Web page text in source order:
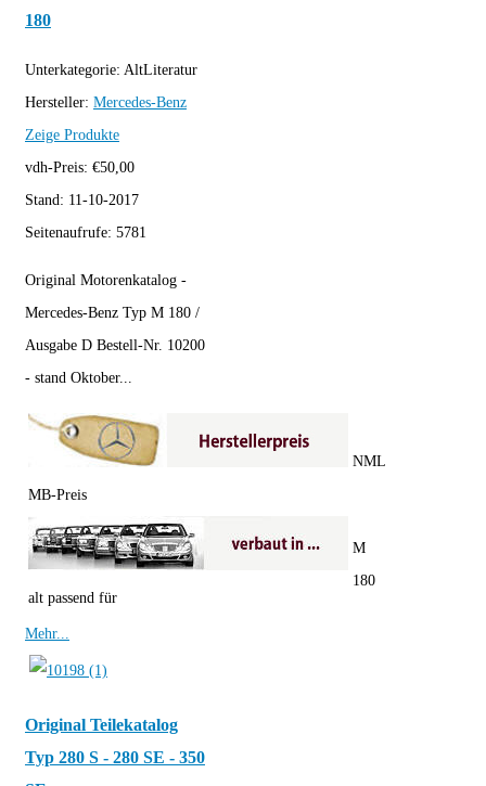
180
Unterkategorie: AltLiteratur
Hersteller: Mercedes-Benz
Zeige Produkte
vdh-Preis: €50,00
Stand: 11-10-2017
Seitenaufrufe: 5781
Original Motorenkatalog -
Mercedes-Benz Typ M 180 /
Ausgabe D Bestell-Nr. 10200
- stand Oktober...
MB-Preis
NML
alt passend für
M
180
Mehr...
Original Teilekatalog
Typ 280 S - 280 SE - 350